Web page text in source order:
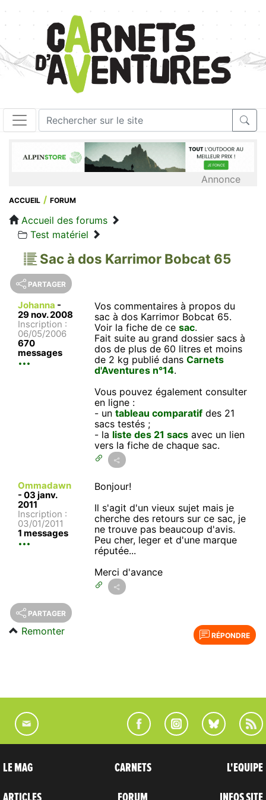
Annonce
ACCUEIL FORUM
Accueil des forums
Test matériel
Sac à dos Karrimor Bobcat 65
PARTAGER
Johanna -
29 nov. 2008
Inscription :
06/05/2006
670
messages
Vos commentaires à propos du
sac à dos Karrimor Bobcat 65.
Voir la fiche de cesac.
Fait suite au grand dossier sacs à
dos de plus de 60 litres et moins
de 2 kg publié dansCarnets
d'Aventures n°14.
Vous pouvez également consulter
en ligne :
- untableau comparatif des 21
sacs testés ;
- la liste des 21 sacs avec un lien
vers la fiche de chaque sac.
Ommadawn
- 03 janv.
2011
Inscription :
03/01/2011
1 messages
Bonjour!
Il s'agit d'un vieux sujet mais je
cherche des retours sur ce sac, je
ne trouve pas beaucoup d'avis.
Peu cher, leger et d'une marque
réputée...
Merci d'avance
PARTAGER
RÉPONDRE
Remonter
LE MAG CARNETS L'EQUIPE